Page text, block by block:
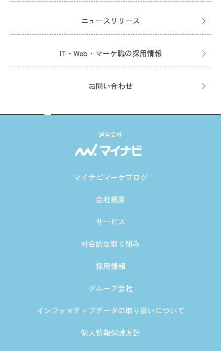
ニュースリリース
IT・Web・マーケ職の採用情報
お問い合わせ
運営会社
マイナビマーケブログ
会社概要
サービス
社会的な取り組み
採用情報
グループ会社
インフォマティブデータの取り扱いについて
個人情報保護方針